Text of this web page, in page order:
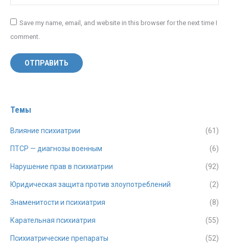
Save my name, email, and website in this browser for the next time I
comment.
ОТПРАВИТЬ
Темы
Влияние психиатрии (61)
ПТСР — диагнозы военным (6)
Нарушение прав в психиатрии (92)
Юридическая защита против злоупотреблений (2)
Знаменитости и психиатрия (8)
Карательная психиатрия (55)
Психиатрические препараты (52)